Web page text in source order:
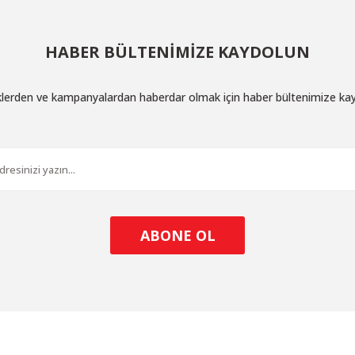
HABER BÜLTENİMİZE KAYDOLUN
ve kampanyalardan haberdar olmak için haber bültenimize
ABONE OL